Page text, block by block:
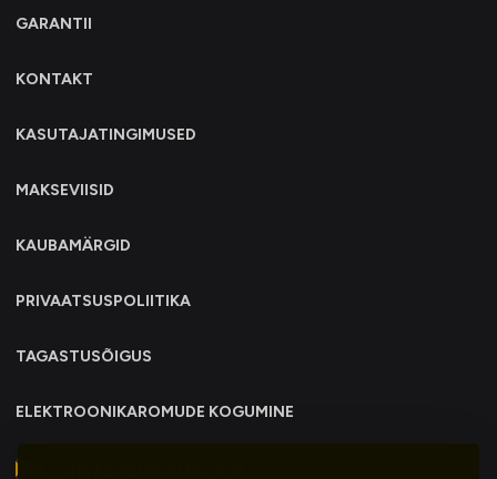
GARANTII
KONTAKT
KASUTAJATINGIMUSED
MAKSEVIISID
KAUBAMÄRGID
PRIVAATSUSPOLIITIKA
TAGASTUSÕIGUS
ELEKTROONIKAROMUDE KOGUMINE